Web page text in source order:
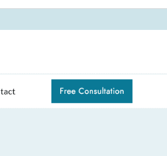
Este es un tema hijo de